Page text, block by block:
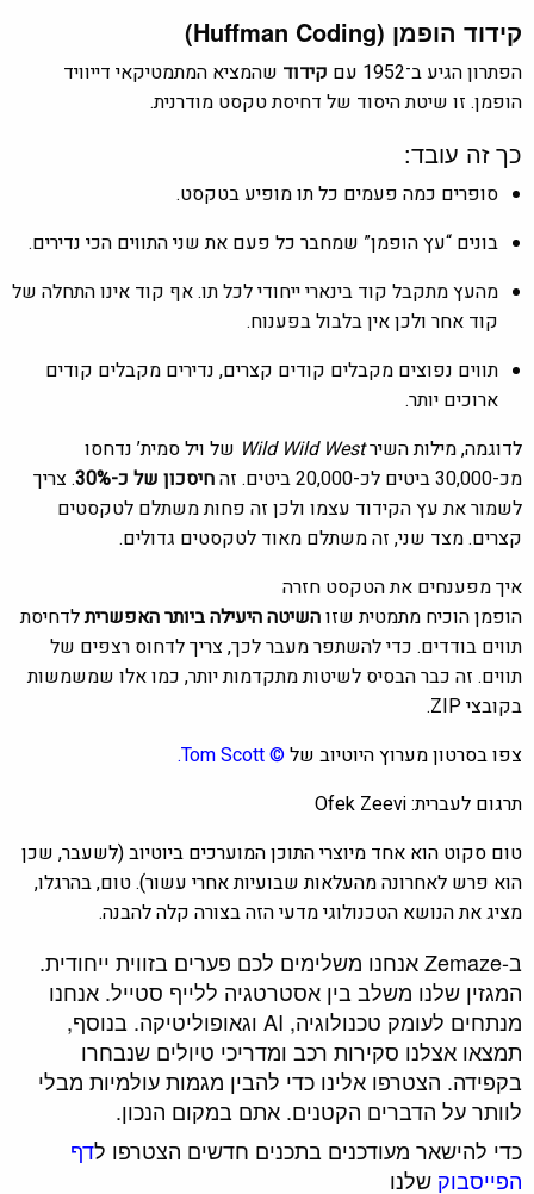
קידוד הופמן (Huffman Coding)
הפתרון הגיע ב־1952 עם קידוד שהמציא המתמטיקאי דייוויד
הופמן. זו שיטת היסוד של דחיסת טקסט מודרנית.
כך זה עובד:
סופרים כמה פעמים כל תו מופיע בטקסט.
בונים “עץ הופמן” שמחבר כל פעם את שני התווים הכי נדירים.
מהעץ מתקבל קוד בינארי ייחודי לכל תו. אף קוד אינו התחלה של
קוד אחר ולכן אין בלבול בפענוח.
תווים נפוצים מקבלים קודים קצרים, נדירים מקבלים קודים
ארוכים יותר.
לדוגמה, מילות השירWild Wild West של ויל סמית’ נדחסו
מכ-30,000 ביטים לכ-20,000 ביטים. זה
חיסכון של כ-30%
. צריך
לשמור את עץ הקידוד עצמו ולכן זה פחות משתלם לטקסטים
קצרים. מצד שני, זה משתלם מאוד לטקסטים גדולים.
איך מפענחים את הטקסט חזרה
הופמן הוכיח מתמטית שזוהשיטה היעילה ביותר האפשריתלדחיסת
תווים בודדים. כדי להשתפר מעבר לכך, צריך לדחוס רצפים של
תווים. זה כבר הבסיס לשיטות מתקדמות יותר, כמו אלו שמשמשות
בקובצי ZIP.
צפו בסרטון מערוץ היוטיוב של© Tom Scott
.
תרגום לעברית:Ofek Zeevi
טום סקוט הוא אחד מיוצרי התוכן המוערכים ביוטיוב (לשעבר, שכן
הוא פרש לאחרונה מהעלאות שבועיות אחרי עשור). טום, בהרגלו,
מציג את הנושא הטכנולוגי מדעי הזה בצורה קלה להבנה.
ב-Zemaze אנחנו משלימים לכם פערים בזווית ייחודית.
המגזין שלנו משלב בין אסטרטגיה ללייף סטייל. אנחנו
מנתחים לעומק טכנולוגיה, AI וגאופוליטיקה. בנוסף,
תמצאו אצלנו סקירות רכב ומדריכי טיולים שנבחרו
בקפידה. הצטרפו אלינו כדי להבין מגמות עולמיות מבלי
לוותר על הדברים הקטנים. אתם במקום הנכון.
כדי להישאר מעודכנים בתכנים חדשים הצטרפו לדף
הפייסבוק שלנו